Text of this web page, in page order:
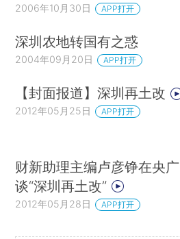
2006年10月30日 APP打开
深圳农地转国有之惑
2004年09月20日 APP打开
【封面报道】深圳再土改
2012年05月25日 APP打开
财新助理主编卢彦铮在央广
谈“深圳再土改”
2012年05月28日 APP打开